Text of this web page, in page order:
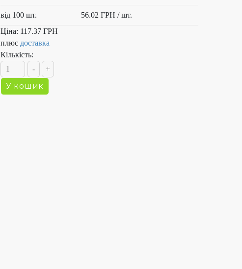
від 100 шт. 56.02 ГРН / шт.
Ціна: 117.37 ГРН
плюс доставка
Кількість: